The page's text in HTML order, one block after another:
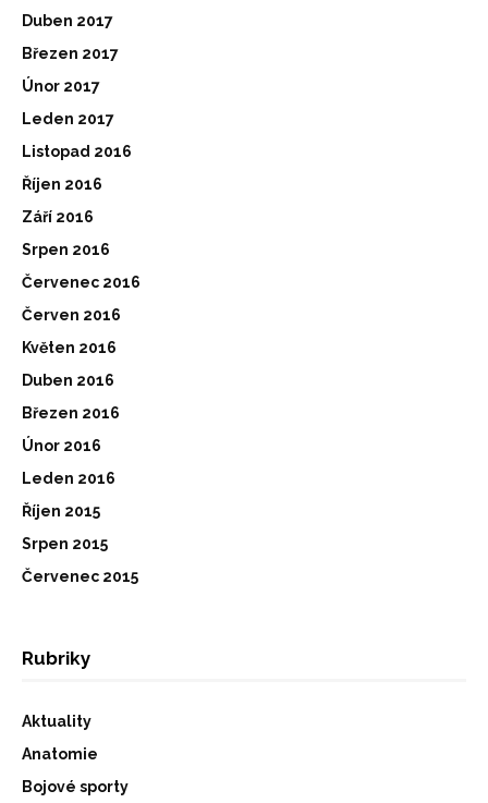
Duben 2017
Březen 2017
Únor 2017
Leden 2017
Listopad 2016
Říjen 2016
Září 2016
Srpen 2016
Červenec 2016
Červen 2016
Květen 2016
Duben 2016
Březen 2016
Únor 2016
Leden 2016
Říjen 2015
Srpen 2015
Červenec 2015
Rubriky
Aktuality
Anatomie
Bojové sporty